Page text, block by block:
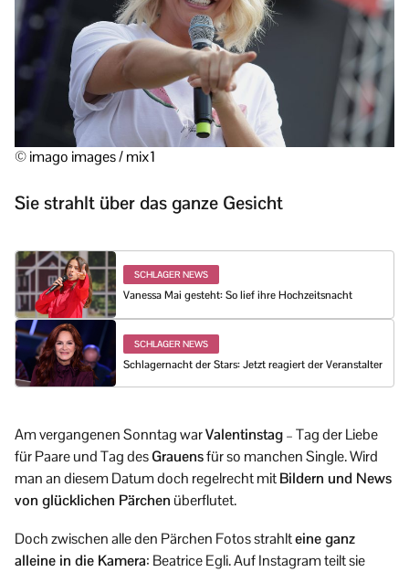
© imago images / mix1
Sie strahlt über das ganze Gesicht
SCHLAGER NEWS
Vanessa Mai gesteht: So lief ihre Hochzeitsnacht
SCHLAGER NEWS
Schlagernacht der Stars: Jetzt reagiert der Veranstalter
Am vergangenen Sonntag warValentinstag– Tag der Liebe
für Paare und Tag desGrauensfür so manchen Single. Wird
man an diesem Datum doch regelrecht mitBildern und News
von glücklichen Pärchen überflutet.
Doch zwischen alle den Pärchen Fotos strahlteine ganz
alleine in die Kamera: Beatrice Egli. Auf Instagram teilt sie